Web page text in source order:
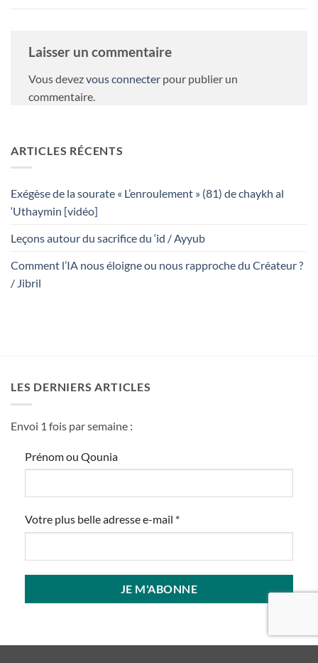
Laisser un commentaire
Vous devezvous connecter pour publier un
commentaire.
ARTICLES RÉCENTS
Exégèse de la sourate « L’enroulement » (81) de chaykh al
‘Uthaymin [vidéo]
Leçons autour du sacrifice du ‘id / Ayyub
Comment l’IA nous éloigne ou nous rapproche du Créateur ?
/ Jibril
LES DERNIERS ARTICLES
Envoi 1 fois par semaine :
Prénom ou Qounia
Votre plus belle adresse e-mail *